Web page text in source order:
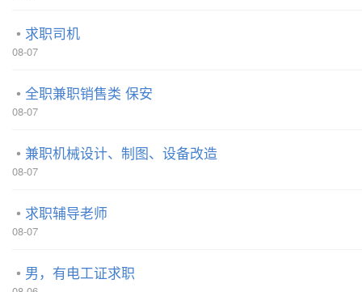
求职司机
08-07
全职兼职销售类 保安
08-07
兼职机械设计、制图、设备改造
08-07
求职辅导老师
08-07
男，有电工证求职